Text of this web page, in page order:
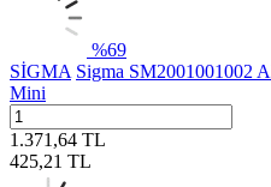
%69
SİGMA Sigma SM2001001002
Mini
1.371,64 TL
425,21 TL